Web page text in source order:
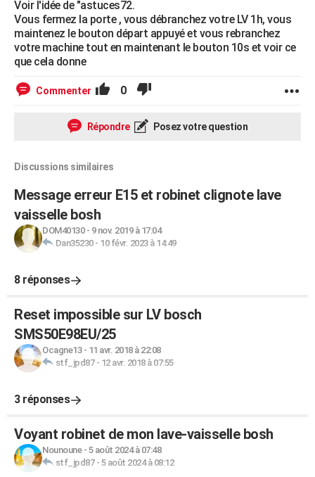
Voir l'idée de "astuces72.
Vous fermez la porte , vous débranchez votre LV 1h, vous
maintenez le bouton départ appuyé et vous rebranchez
votre machine tout en maintenant le bouton 10s et voir ce
que cela donne
Commenter 0
Répondre Posez votre question
Discussions similaires
Message erreur E15 et robinet clignote lave
vaisselle bosh
DOM40130- 9 nov. 2019 à 17:04
Dan35230- 10 févr. 2023 à 14:49
8 réponses
Reset impossible sur LV bosch
SMS50E98EU/25
Ocagne13- 11 avr. 2018 à 22:08
stf_jpd87- 12 avr. 2018 à 07:55
3 réponses
Voyant robinet de mon lave-vaisselle bosh
Nounoune- 5 août 2024 à 07:48
stf_jpd87- 5 août 2024 à 08:12